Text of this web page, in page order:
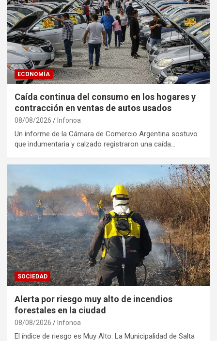
ECONOMÍA
Caída continua del consumo en los hogares y
contracción en ventas de autos usados
08/08/2026 Infonoa
Un informe de la Cámara de Comercio Argentina sostuvo
que indumentaria y calzado registraron una caída…
SOCIEDAD
Alerta por riesgo muy alto de incendios
forestales en la ciudad
08/08/2026 Infonoa
El índice de riesgo es Muy Alto. La Municipalidad de Salta